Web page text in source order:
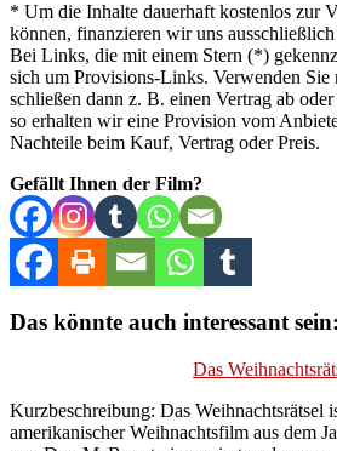
* Um die Inhalte dauerhaft kostenlos zur
können, finanzieren wir uns
Bei Links, die mit einem Stern (*)
sich um Provisions-Links. Verwenden Sie
schließen dann z. B. einen Vertrag ab
so erhalten wir eine Provision vom
Nachteile beim Kauf, Vertrag oder Preis.
Gefällt Ihnen der Film?
Das könnte auch interessant sein:
Das
Kurzbeschreibung: Das Weihnachtsrätsel
amerikanischer Weihnachtsfilm aus dem